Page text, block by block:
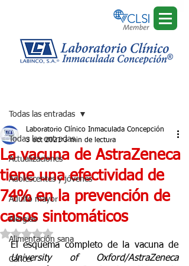
Todas las entradas
Actualizaciones
Adolescentes y jóvenes
Adulto mayor
Alergias
Alimentación sana
Cáncer
Todas las entradas
La vacuna de AstraZeneca
tiene una efectividad de
74% en la prevención de
casos sintomáticos
Laboratorio Clínico Inmaculada Concepción
3 oct 2021 3 min de lectura
Obtuvo NaN de 5 estrellas.
University of Oxford/AstraZeneca